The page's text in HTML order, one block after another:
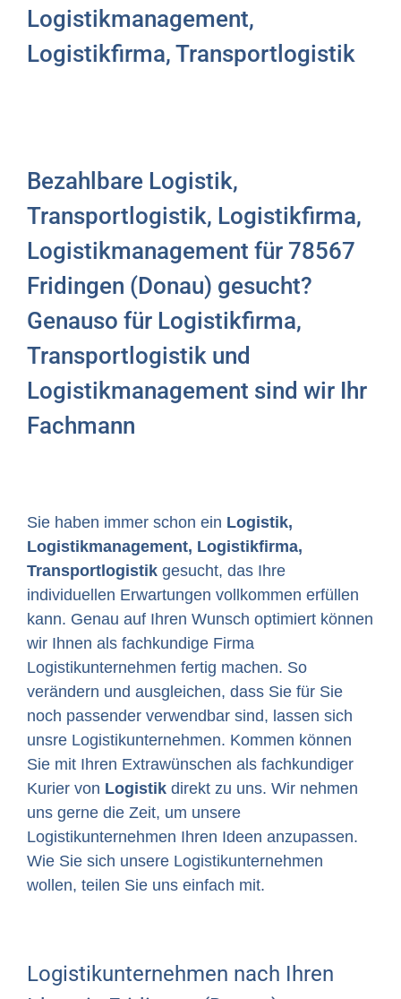
Logistikmanagement,
Logistikfirma, Transportlogistik
Bezahlbare Logistik,
Transportlogistik, Logistikfirma,
Logistikmanagement für 78567
Fridingen (Donau) gesucht?
Genauso für Logistikfirma,
Transportlogistik und
Logistikmanagement sind wir Ihr
Fachmann
Sie haben immer schon ein Logistik,
Logistikmanagement, Logistikfirma,
Transportlogistik gesucht, das Ihre
individuellen Erwartungen vollkommen erfüllen
kann. Genau auf Ihren Wunsch optimiert können
wir Ihnen als fachkundige Firma
Logistikunternehmen fertig machen. So
verändern und ausgleichen, dass Sie für Sie
noch passender verwendbar sind, lassen sich
unsre Logistikunternehmen. Kommen können
Sie mit Ihren Extrawünschen als fachkundiger
Kurier von Logistik direkt zu uns. Wir nehmen
uns gerne die Zeit, um unsere
Logistikunternehmen Ihren Ideen anzupassen.
Wie Sie sich unsere Logistikunternehmen
wollen, teilen Sie uns einfach mit.
Logistikunternehmen nach Ihren